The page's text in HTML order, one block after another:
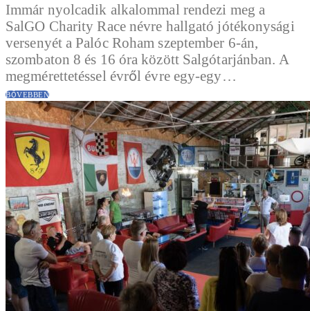
Immár nyolcadik alkalommal rendezi meg a
SalGO Charity Race névre hallgató jótékonysági
versenyét a Palóc Roham szeptember 6-án,
szombaton 8 és 16 óra között Salgótarjánban. A
megmérettetéssel évről évre egy-egy…
BŐVEBBEN